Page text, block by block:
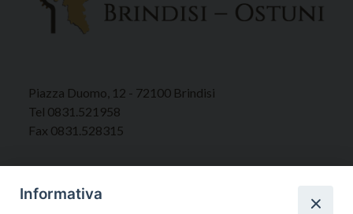
Piazza Duomo, 12 - 72100 Brindisi
Tel 0831.521958
Fax 0831.528315
Informativa